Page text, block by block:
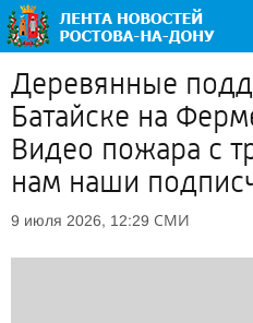
Деревянные
Батайске на
Видео пожара с
нам наши
9 июля 2026, 12:29 СМИ